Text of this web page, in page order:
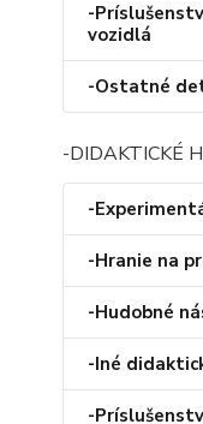
-
vozidlá
-Ostatné
-DIDAKTICKÉ
-
-Hranie na
-Hudobné
-Iné
-